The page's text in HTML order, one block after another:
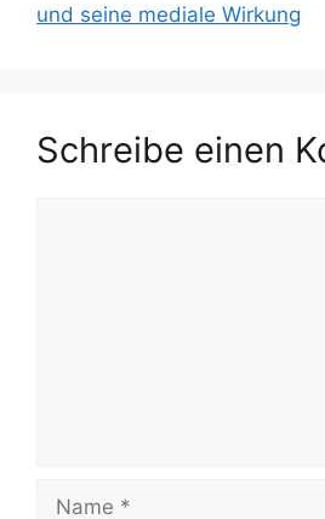
r
und seine mediale Wirkung
Schreibe einen